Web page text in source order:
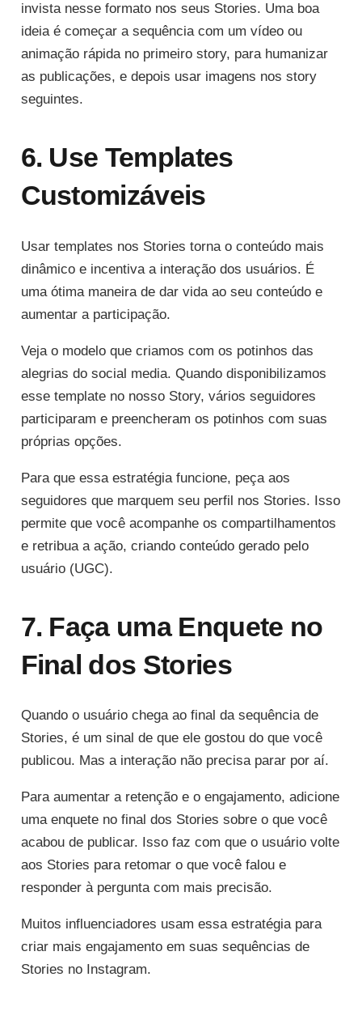
invista nesse formato nos seus Stories. Uma boa
ideia é começar a sequência com um vídeo ou
animação rápida no primeiro story, para humanizar
as publicações, e depois usar imagens nos story
seguintes.
6. Use Templates
Customizáveis
Usar templates nos Stories torna o conteúdo mais
dinâmico e incentiva a interação dos usuários. É
uma ótima maneira de dar vida ao seu conteúdo e
aumentar a participação.
Veja o modelo que criamos com os potinhos das
alegrias do social media. Quando disponibilizamos
esse template no nosso Story, vários seguidores
participaram e preencheram os potinhos com suas
próprias opções.
Para que essa estratégia funcione, peça aos
seguidores que marquem seu perfil nos Stories. Isso
permite que você acompanhe os compartilhamentos
e retribua a ação, criando conteúdo gerado pelo
usuário (UGC).
7. Faça uma Enquete no
Final dos Stories
Quando o usuário chega ao final da sequência de
Stories, é um sinal de que ele gostou do que você
publicou. Mas a interação não precisa parar por aí.
Para aumentar a retenção e o engajamento, adicione
uma enquete no final dos Stories sobre o que você
acabou de publicar. Isso faz com que o usuário volte
aos Stories para retomar o que você falou e
responder à pergunta com mais precisão.
Muitos influenciadores usam essa estratégia para
criar mais engajamento em suas sequências de
Stories no Instagram.